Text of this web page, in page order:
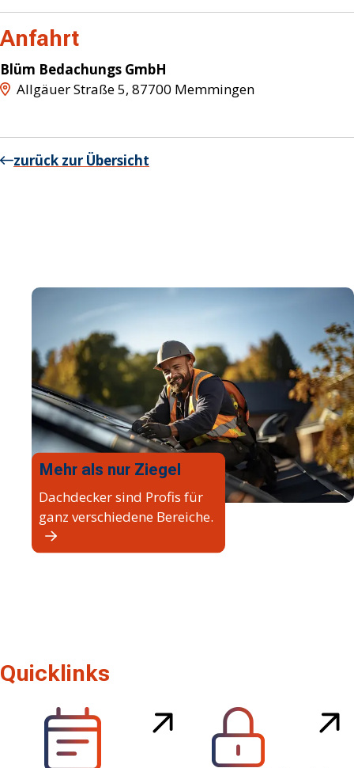
Anfahrt
Blüm Bedachungs GmbH
Allgäuer Straße 5, 87700 Memmingen
zurück zur Übersicht
Mehr als nur Ziegel
Dachdecker sind Profis für
ganz verschiedene Bereiche.
Quicklinks